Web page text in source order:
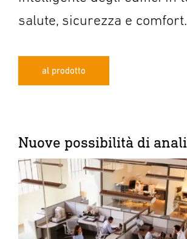
salute, sicurezza e comfort.
al prodotto
Nuove possibilità di